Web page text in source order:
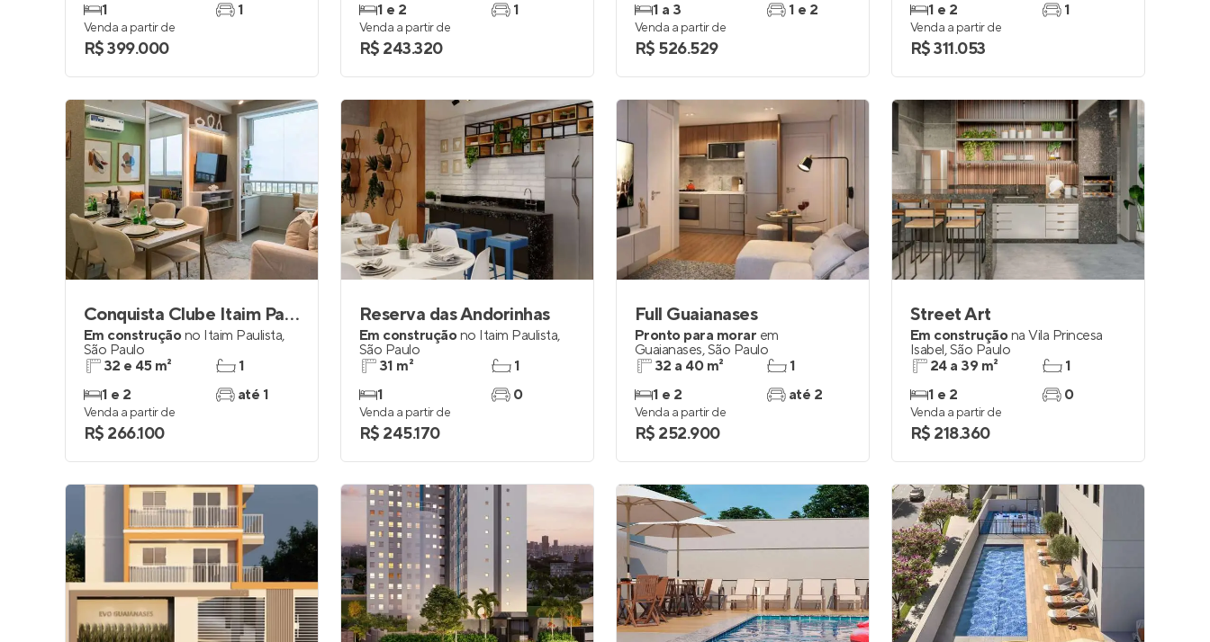
1
1
Venda a partir de
R$ 399.000
1 e 2
1
Venda a partir de
R$ 243.320
1 a 3
1 e 2
Venda a partir de
R$ 526.529
1 e 2
1
Venda a partir de
R$ 311.053
Conquista Clube Itaim Paulista
Em construçãono Itaim Paulista,
São Paulo
32 e 45 m²
1 e 2
1
até 1
Venda a partir de
R$ 266.100
Reserva das Andorinhas
Em construçãono Itaim Paulista,
São Paulo
31 m²
1
1
0
Venda a partir de
R$ 245.170
Full Guaianases
Pronto para morar em
Guaianases,São Paulo
32 a 40 m²
1 e 2
1
até 2
Venda a partir de
R$ 252.900
Street Art
Em construçãona Vila Princesa
Isabel,São Paulo
24 a 39 m²
1 e 2
1
0
Venda a partir de
R$ 218.360